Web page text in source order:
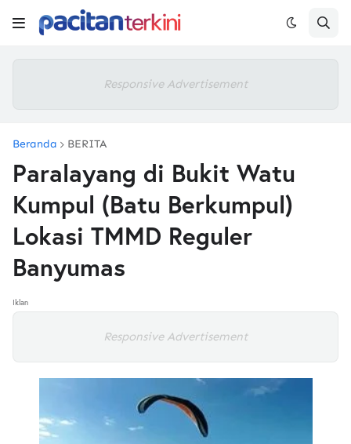
Responsive Advertisement
Beranda BERITA
Paralayang di Bukit Watu
Kumpul (Batu Berkumpul)
Lokasi TMMD Reguler
Banyumas
Iklan
Responsive Advertisement